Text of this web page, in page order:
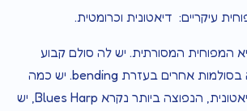
המפוחית המסורתית. יש לה סולם קבוע
אבל אפשר לנגן בה בסולמות אחרים בעזרת bending. יש כמה
סוגים של מפוחית דיאטונית, הנפוצה ביותר נקרא Blues Harp, יש